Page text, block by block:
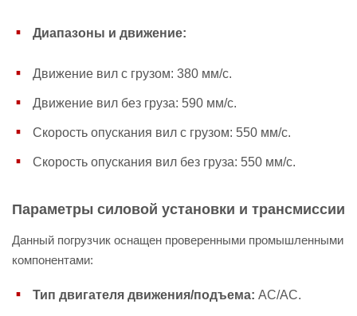
Диапазоны и движение:
Движение вил с грузом: 380 мм/с.
Движение вил без груза: 590 мм/с.
Скорость опускания вил с грузом: 550 мм/с.
Скорость опускания вил без груза: 550 мм/с.
Параметры силовой установки и трансмиссии
Данный погрузчик оснащен проверенными промышленными
компонентами:
Тип двигателя движения/подъема: AC/AC.